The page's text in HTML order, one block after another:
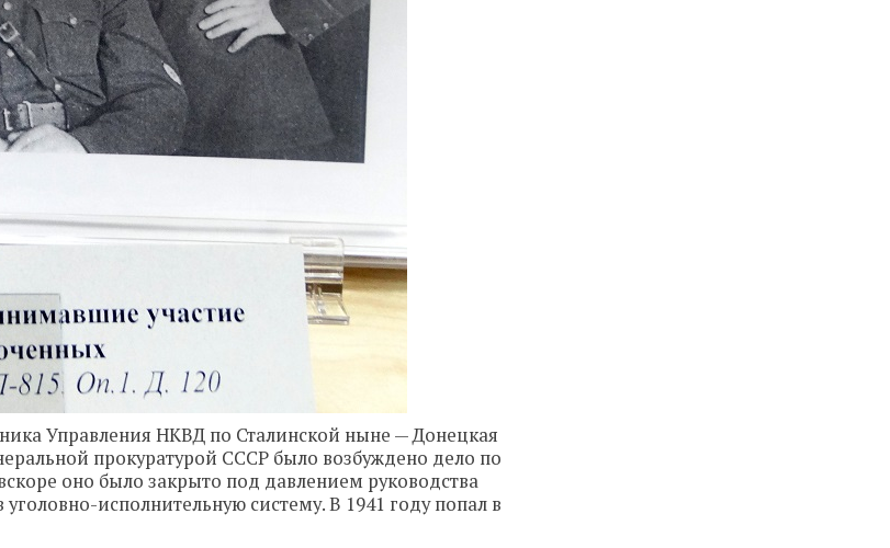
Управления НКВД по Сталинской ныне — Донецкая
прокуратурой СССР было возбуждено дело по
оно было закрыто под давлением руководства
исполнительную систему. В 1941 году попал в